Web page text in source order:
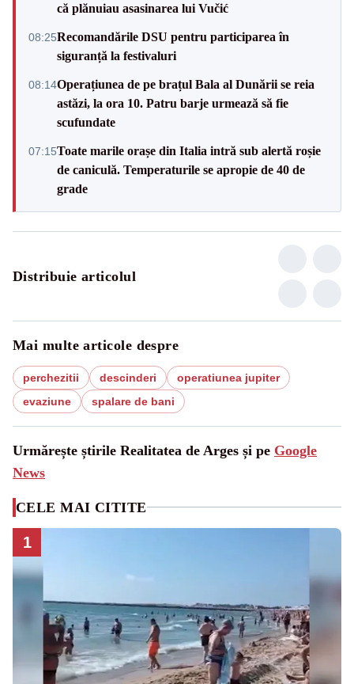
că plănuiau asasinarea lui Vučić
08:25Recomandările DSU pentru participarea în
siguranță la festivaluri
08:14Operațiunea de pe brațul Bala al Dunării se reia
astăzi, la ora 10. Patru barje urmează să fie
scufundate
07:15Toate marile orașe din Italia intră sub alertă roșie
de caniculă. Temperaturile se apropie de 40 de
grade
Distribuie articolul
Mai multe articole despre
perchezitii descinderi
operatiunea jupiter
evaziune
spalare de bani
Urmărește știrile Realitatea de Arges și pe Google
News
CELE MAI CITITE
1